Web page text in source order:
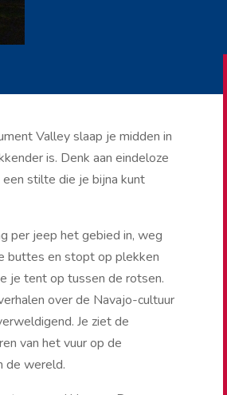
Valley slaap je midden in
is. Denk aan eindeloze
stilte die je bijna kunt
per jeep het gebied in, weg
buttes en stopt op plekken
je tent op tussen de rotsen.
over de Navajo-cultuur
Je ziet de
van het vuur op de
de wereld.